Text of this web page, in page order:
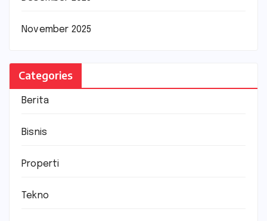
November 2025
Categories
Berita
Bisnis
Properti
Tekno